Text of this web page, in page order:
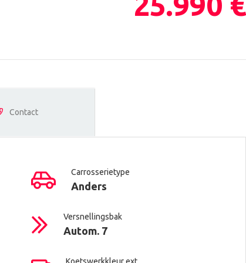
Contact
Carrosserietype
Anders
Versnellingsbak
Autom. 7